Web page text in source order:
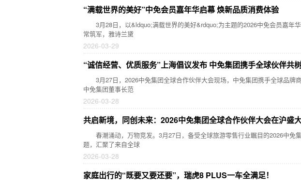
“满载世界的美好”中免会员嘉年华启幕 焕新品质消费体验
3月28日，以&ldquo;满载世界的美好&rdquo;为主题的2026中免会员嘉年
常筑军，雅诗兰黛
2026-03-29
“诚信经营、优质服务”上海倡议发布 中免集团携手全球伙伴共
3月27日，2026中免集团全球合作伙伴大会现场，中免集团携手全球品牌
中免集团董事长范
2026-03-28
共启新境，同创未来：2026中免集团全球合作伙伴大会在沪盛
春潮涌动，万物竞发。3月27日，备受全球旅游零售行业瞩目的2026中免
题，汇聚了来自全球
2026-03-28
家庭出行的“既要又要还要”，瑞虎8 PLUS一车全满足！